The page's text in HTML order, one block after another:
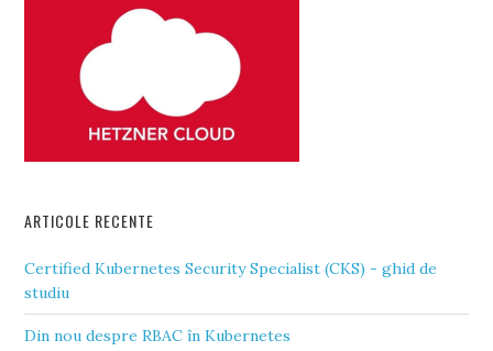
ARTICOLE RECENTE
Certified Kubernetes Security Specialist (CKS) - ghid de
studiu
Din nou despre RBAC în Kubernetes